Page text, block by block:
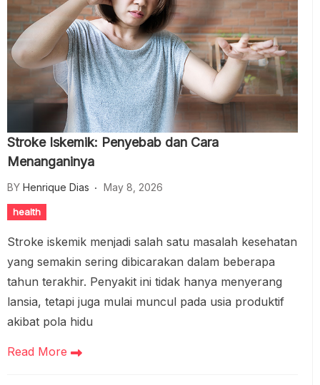
Stroke Iskemik: Penyebab dan Cara
Menanganinya
BY Henrique Dias May 8, 2026
health
Stroke iskemik menjadi salah satu masalah kesehatan
yang semakin sering dibicarakan dalam beberapa
tahun terakhir. Penyakit ini tidak hanya menyerang
lansia, tetapi juga mulai muncul pada usia produktif
akibat pola hidu
Read More